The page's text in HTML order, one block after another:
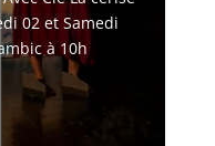
02 et Samedi
à 10h